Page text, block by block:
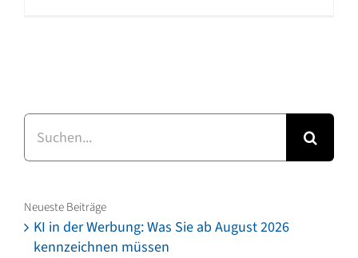
Suche
nach:
Neueste Beiträge
KI in der Werbung: Was Sie ab August 2026
kennzeichnen müssen